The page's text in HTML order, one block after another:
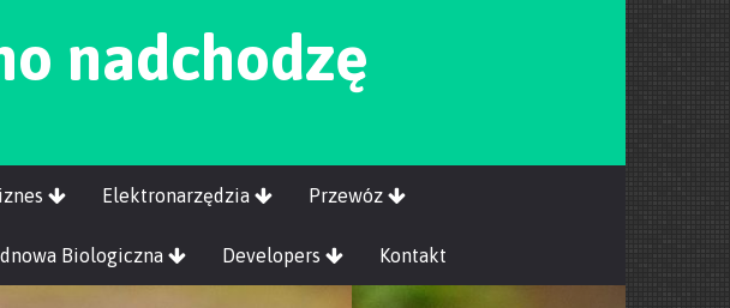
nadchodzę
Elektronarzędzia Przewóz
Biologiczna Developers Kontakt